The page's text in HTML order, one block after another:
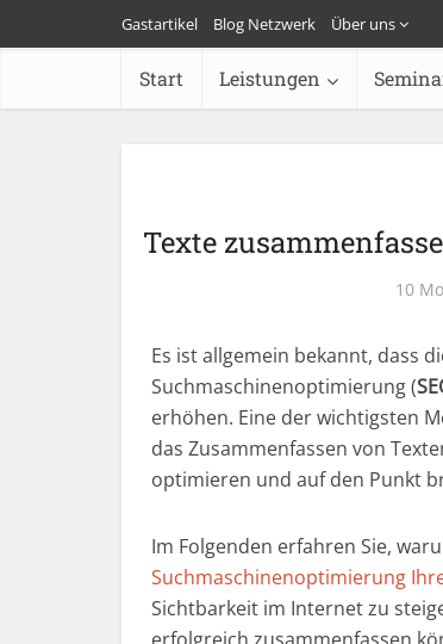
Gastartikel Blog Netzwerk Über uns
Start Leistungen
Texte
10
Es ist allgemein bekannt, dass
Suchmaschinenoptimierung (
erhöhen. Eine der wichtigsten
das Zusammenfassen von
optimieren und auf den Punkt
Im Folgenden erfahren Sie,
Suchmaschinenoptimierung
Sichtbarkeit im Internet zu